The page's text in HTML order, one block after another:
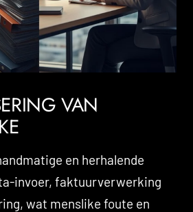
VAN
en herhalende
invoer, faktuurverwerking
wat menslike foute en